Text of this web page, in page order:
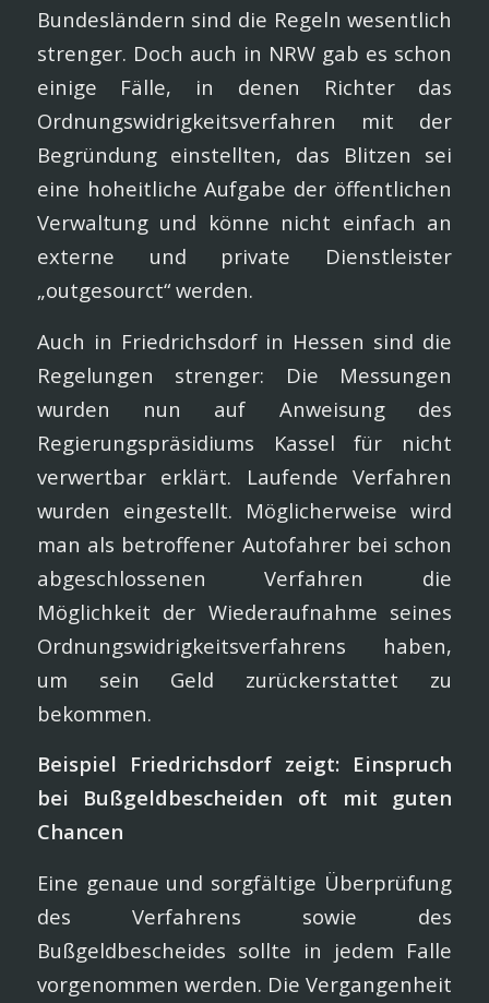
Bundesländern sind die Regeln wesentlich
strenger. Doch auch in NRW gab es schon
einige Fälle, in denen Richter das
Ordnungswidrigkeitsverfahren mit der
Begründung einstellten, das Blitzen sei
eine hoheitliche Aufgabe der öffentlichen
Verwaltung und könne nicht einfach an
externe und private Dienstleister
„outgesourct“ werden.
Auch in Friedrichsdorf in Hessen sind die
Regelungen strenger: Die Messungen
wurden nun auf Anweisung des
Regierungspräsidiums Kassel für nicht
verwertbar erklärt. Laufende Verfahren
wurden eingestellt. Möglicherweise wird
man als betroffener Autofahrer bei schon
abgeschlossenen Verfahren die
Möglichkeit der Wiederaufnahme seines
Ordnungswidrigkeitsverfahrens haben,
um sein Geld zurückerstattet zu
bekommen.
Beispiel Friedrichsdorf zeigt: Einspruch
bei Bußgeldbescheiden oft mit guten
Chancen
Eine genaue und sorgfältige Überprüfung
des Verfahrens sowie des
Bußgeldbescheides sollte in jedem Falle
vorgenommen werden. Die Vergangenheit